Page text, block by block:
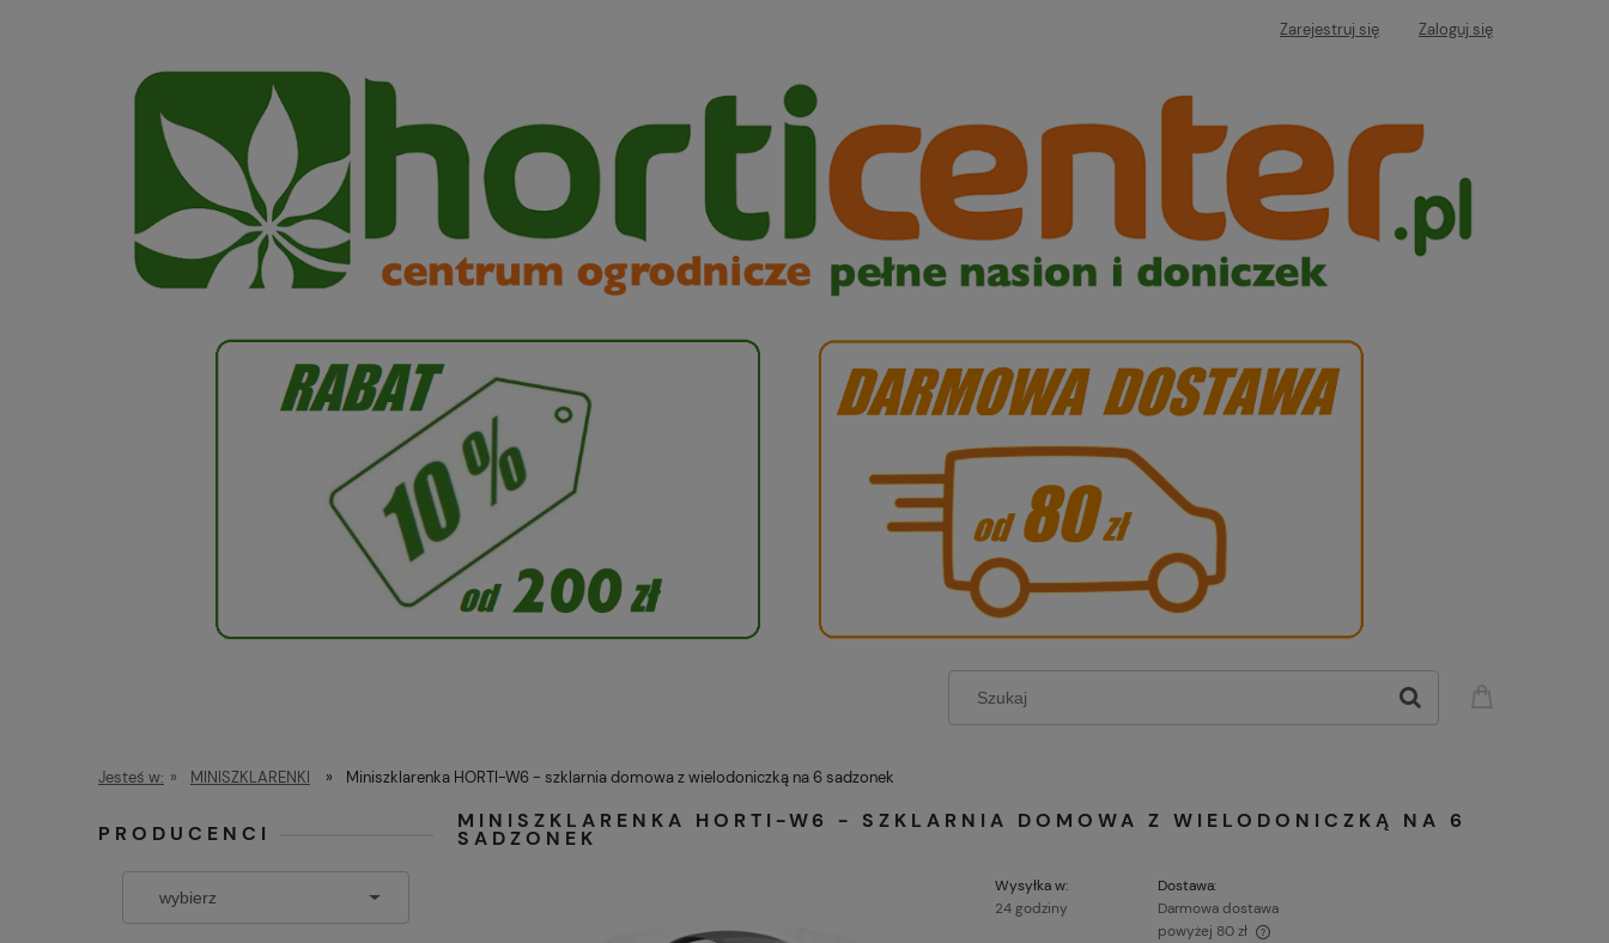
Zarejestruj się Zaloguj się
Jesteś w: » MINISZKLARENKI » Miniszklarenka HORTI-W6 - szklarnia domowa z wielodoniczką na 6 sadzonek
PRODUCENCI
MINISZKLARENKA HORTI-W6 - SZKLARNIA DOMOWA Z WIELODONICZKĄ NA 6
SADZONEK
Wysyłka w:
24 godziny
Dostawa:
Darmowa dostawa
powyżej 80 zł